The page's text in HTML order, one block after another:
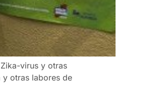
virus y otras
y otras labores de